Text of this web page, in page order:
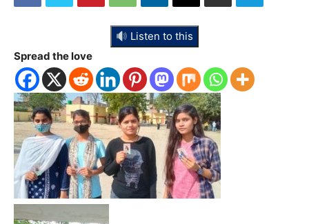
Listen to this
Spread the love